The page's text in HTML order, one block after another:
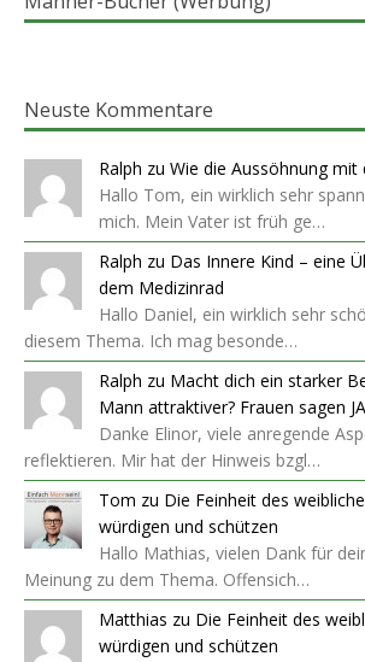
Neuste Kommentare
Ralph zu Wie die Aussöhnung mit
Hallo Tom, ein wirklich sehr
mich. Mein Vater ist früh ge…
Ralph zu Das Innere Kind – eine
dem Medizinrad
Hallo Daniel, ein wirklich sehr
diesem Thema. Ich mag besonde…
Ralph zu Macht dich ein starker
Mann attraktiver? Frauen sagen
Danke Elinor, viele anregende
reflektieren. Mir hat der Hinweis bzgl…
Tom zu Die Feinheit des
würdigen und schützen
Hallo Mathias, vielen Dank für
Meinung zu dem Thema. Offensich…
Matthias zu Die Feinheit des
würdigen und schützen